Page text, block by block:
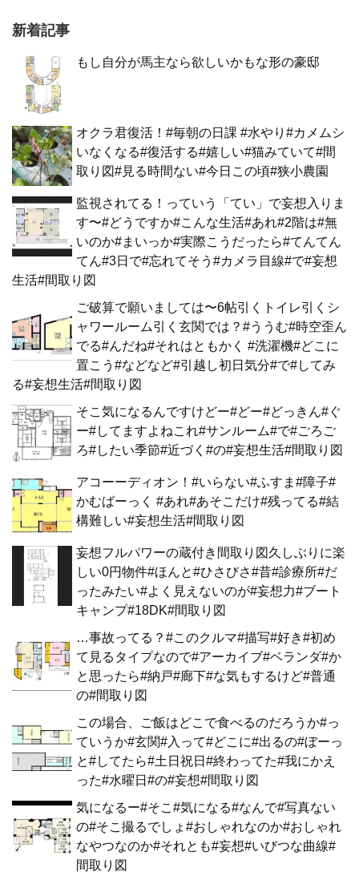
新着記事
もし自分が馬主なら欲しいかもな形の豪邸
オクラ君復活！#毎朝の日課 #水やり#カメムシ
いなくなる#復活する#嬉しい#猫みていて#間
取り図#見る時間ない#今日この頃#狭小農園
監視されてる！っていう「てい」で妄想入りま
す〜#どうですか#こんな生活#あれ#2階は#無
いのか#まいっか#実際こうだったら#てんてん
てん#3日で#忘れてそう#カメラ目線#で#妄想
生活#間取り図
ご破算で願いましては〜6帖引くトイレ引くシ
ャワールーム引く玄関では？#ううむ#時空歪ん
でる#んだね#それはともかく #洗濯機#どこに
置こう#などなど#引越し初日気分#で#してみ
る#妄想生活#間取り図
そこ気になるんですけどー#どー#どっきん#ぐ
ー#してますよねこれ#サンルーム#で#ごろご
ろ#したい季節#近づく#の#妄想生活#間取り図
アコーーディオン！#いらない#ふすま#障子#
かむばーっく #あれ#あそこだけ#残ってる#結
構難しい#妄想生活#間取り図
妄想フルパワーの蔵付き間取り図久しぶりに楽
しい0円物件#ほんと#ひさびさ#昔#診療所#だ
ったみたい#よく見えないのが#妄想力#ブート
キャンプ#18DK#間取り図
…事故ってる？#このクルマ#描写#好き#初め
て見るタイプなので#アーカイブ#ベランダ#か
と思ったら#納戸#廊下#な気もするけど#普通
の#間取り図
この場合、ご飯はどこで食べるのだろうか#っ
ていうか#玄関#入って#どこに#出るの#ぼーっ
と#してたら#土日祝日#終わってた#我にかえ
った#水曜日#の#妄想#間取り図
気になるー#そこ#気になる#なんで#写真ない
の#そこ撮るでしょ#おしゃれなのか#おしゃれ
なやつなのか#それとも#妄想#いびつな曲線#
間取り図